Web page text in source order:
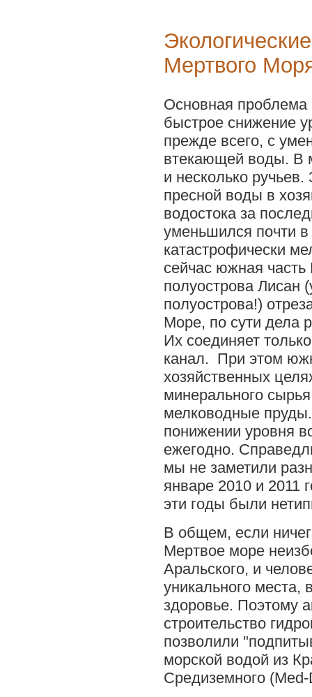
Мертвого
Основная
быстрое снижение
прежде всего, с
втекающей воды. В
и несколько ручьев.
пресной воды в
водостока за
уменьшился почти
катастрофически
сейчас южная
полуострова Лисан
полуострова!)
Море, по сути дела
Их соединяет
канал. При этом
хозяйственных
минерального
мелководные
понижении уровня
ежегодно.
мы не заметили
январе 2010 и 2011
эти годы были
В общем, если
Мертвое море
Аральского, и
уникального
здоровье. Поэтому
строительство
позволили
морской водой из
Средиземного